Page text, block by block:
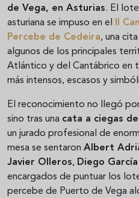
de Vega, en Asturias. El
asturiana se impuso en el II
Percebe de Cedeira, una
algunos de los principales
Atlántico y del Cantábrico en
más intensos, escasos y
El reconocimiento no llegó
sino tras una cata a ciegas
un jurado profesional de
mesa se sentaron Albert
Javier Olleros, Diego García
encargados de puntuar los
percebe de Puerto de Vega